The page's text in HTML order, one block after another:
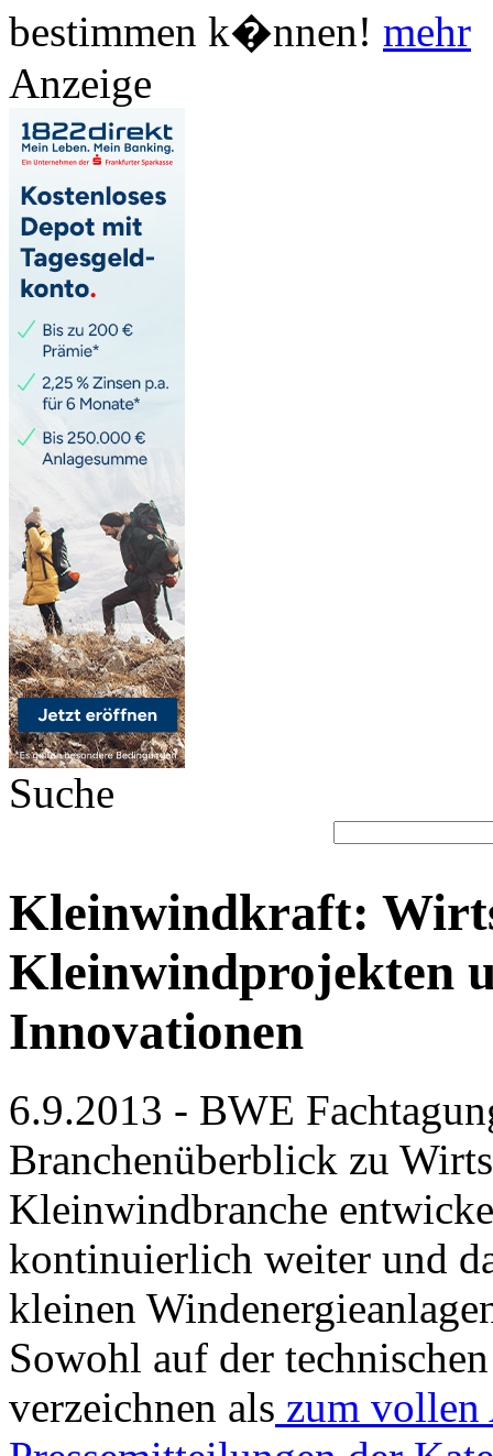
bestimmen k�nnen! mehr
Anzeige
Suche
Kleinwindkraft:
Kleinwindprojekten
Innovationen
6.9.2013 - BWE
Branchenüberblick zu
Kleinwindbranche
kontinuierlich weiter und
kleinen
Sowohl auf der
verzeichnen als zum